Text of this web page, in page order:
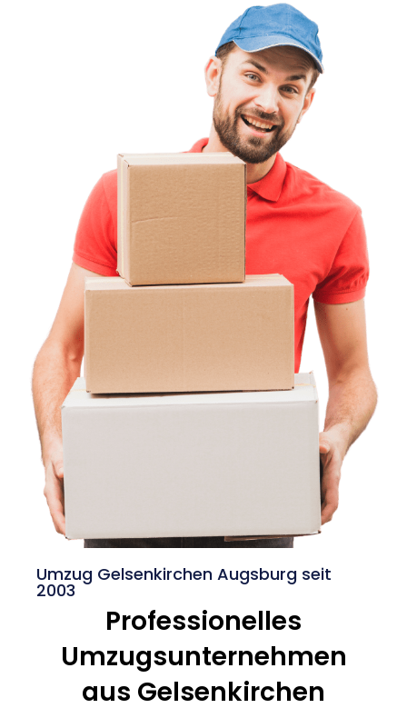
Umzug Gelsenkirchen Augsburg seit
2003
Professionelles
Umzugsunternehmen
aus Gelsenkirchen